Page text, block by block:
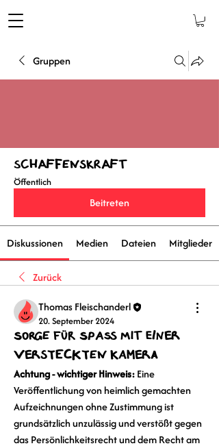
Gruppen
Schaffenskraft
Öffentlich
Beitreten
Diskussionen Medien Dateien Mitglieder
Zurück
Thomas Fleischanderl
20. September 2024
Sorge für Spaß mit einer
versteckten Kamera
Achtung - wichtiger Hinweis: Eine
Veröffentlichung von heimlich gemachten
Aufzeichnungen ohne Zustimmung ist
grundsätzlich unzulässig und verstößt gegen
das Persönlichkeitsrecht und dem Recht am